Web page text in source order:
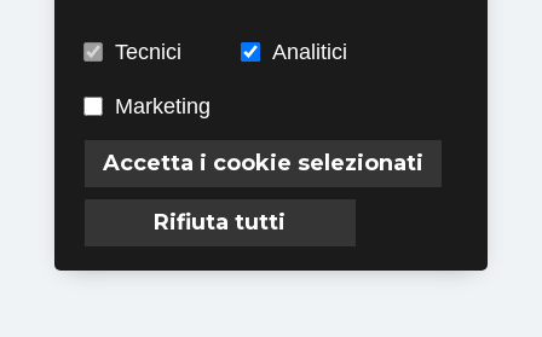
Tecnici Analitici
Marketing
Accetta i cookie selezionati
Rifiuta tutti